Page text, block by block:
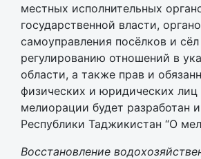
местных исполнительных
государственной власти,
самоуправления посёлков и
регулированию отношений в
области, а также прав и
физических и юридических лиц
мелиорации будет разработан
Республики Таджикистан “О
Восстановление